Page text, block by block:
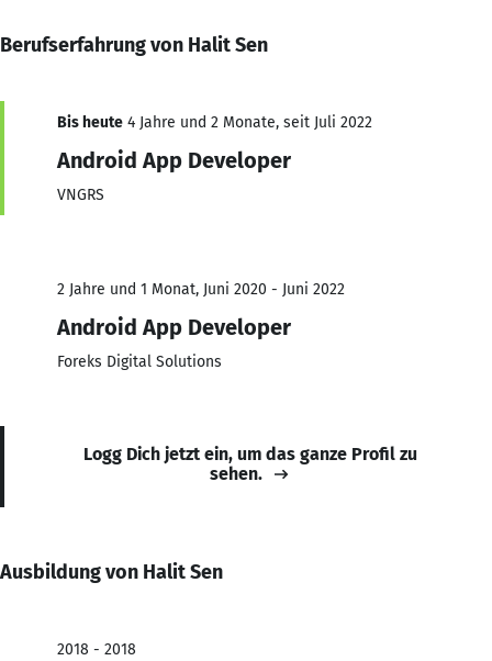
Berufserfahrung von Halit Sen
Bis heute 4 Jahre und 2 Monate, seit Juli 2022
Android App Developer
VNGRS
2 Jahre und 1 Monat, Juni 2020 - Juni 2022
Android App Developer
Foreks Digital Solutions
Logg Dich jetzt ein, um das ganze Profil zu
sehen.
Ausbildung von Halit Sen
2018 - 2018